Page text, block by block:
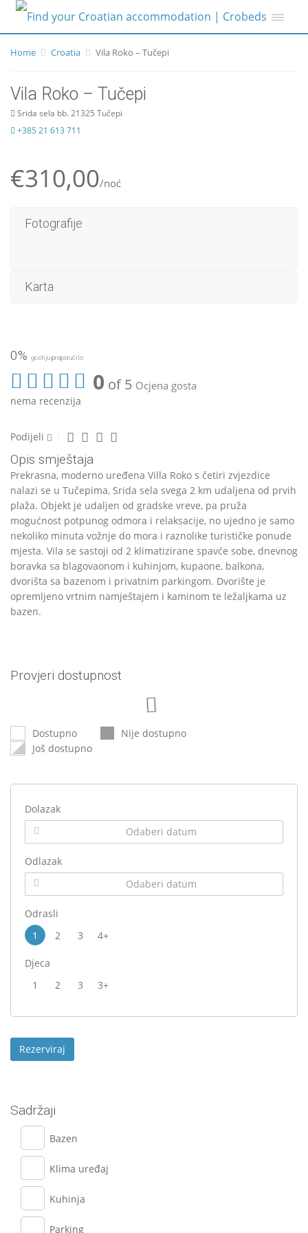
Home Croatia Vila Roko – Tučepi
Vila Roko – Tučepi
Srida sela bb. 21325 Tučepi
+385 21 613 711
€310,00/noć
Fotografije
Karta
0% gostiju preporučilo
0 of 5 Ocjena gosta
nema recenzija
Podijeli
Opis smještaja
Prekrasna, moderno uređena Villa Roko s četiri zvjezdice
nalazi se u Tučepima, Srida sela svega 2 km udaljena od prvih
plaža. Objekt je udaljen od gradske vreve, pa pruža
mogućnost potpunog odmora i relaksacije, no ujedno je samo
nekoliko minuta vožnje do mora i raznolike turističke ponude
mjesta. Vila se sastoji od 2 klimatizirane spavće sobe, dnevnog
boravka sa blagovaonom i kuhinjom, kupaone, balkona,
dvorišta sa bazenom i privatnim parkingom. Dvorište je
opremljeno vrtnim namještajem i kaminom te ležaljkama uz
bazen.
Provjeri dostupnost
Dostupno
Nije dostupno
Još dostupno
Dolazak
Odlazak
Odrasli
1
2 3 4+
Djeca
1
2 3 3+
Sadržaji
Bazen
Klima uređaj
Kuhinja
Parking